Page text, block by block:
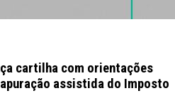
cartilha com orientações
assistida do Imposto